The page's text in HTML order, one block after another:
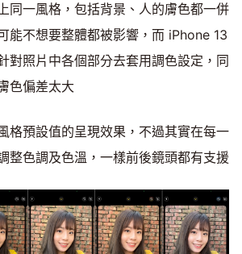
同一風格，包括背景、人的膚色都一併
能不想要整體都被影響，而 iPhone 13
對照片中各個部分去套用調色設定，同
色偏差太大
格預設值的呈現效果，不過其實在每一
整色調及色溫，一樣前後鏡頭都有支援